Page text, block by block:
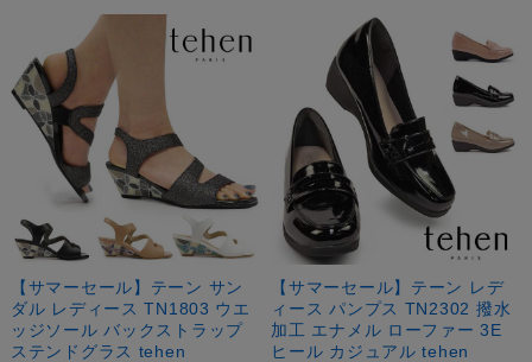
【サマーセール】テーン サン
ダル レディース TN1803 ウエ
ッジソール バックストラップ
ステンドグラス tehen
【サマーセール】テーン レデ
ィース パンプス TN2302 撥水
加工 エナメル ローファー 3E
ヒール カジュアル tehen